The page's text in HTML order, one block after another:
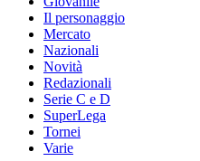
Il personaggio
Mercato
Nazionali
Novità
Redazionali
Serie C e D
SuperLega
Tornei
Varie